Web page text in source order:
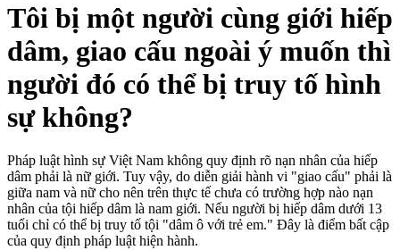
Tôi bị một người cùng giới hiếp
dâm, giao cấu ngoài ý muốn thì
người đó có thể bị truy tố hình
sự không?
Pháp luật hình sự Việt Nam không quy định rõ nạn nhân của hiếp
dâm phải là nữ giới. Tuy vậy, do diễn giải hành vi "giao cấu" phải là
giữa nam và nữ cho nên trên thực tế chưa có trường hợp nào nạn
nhân của tội hiếp dâm là nam giới. Nếu người bị hiếp dâm dưới 13
tuổi chỉ có thể bị truy tố tội "dâm ô với trẻ em." Đây là điểm bất cập
của quy định pháp luật hiện hành.